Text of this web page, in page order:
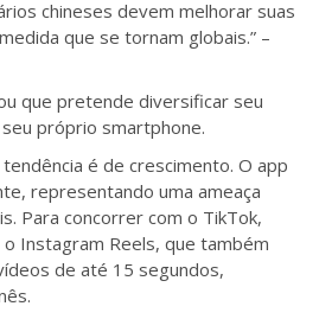
chineses devem melhorar suas
que se tornam globais.” –
que pretende diversificar seu
próprio smartphone.
é de crescimento. O app
representando uma ameaça
Para concorrer com o TikTok,
Instagram Reels, que também
de até 15 segundos,